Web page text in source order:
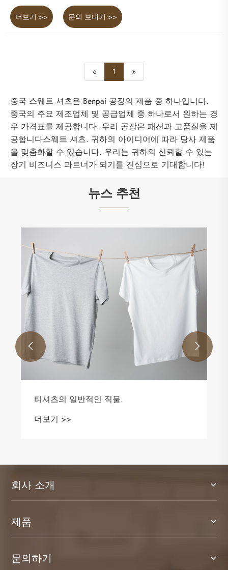
더보기 >> 문의 보내기 >>
« 1 »
중국 스웨트 셔츠은 Benpai 공장의 제품 중 하나입니다.
중국의 주요 제조업체 및 공급업체 중 하나로서 원하는 경
우 가격표를 제공합니다. 우리 공장은 패션과 고품질을 제
공합니다스웨트 셔츠. 귀하의 아이디어에 따라 당사 제품
을 맞춤화할 수 있습니다. 우리는 귀하의 신뢰할 수 있는
장기 비즈니스 파트너가 되기를 진심으로 기대합니다!
뉴스 추천
크루 넥 스웨트 셔츠를 신선하게 씻고 돌보
 
회사 소개
제품
문의하기